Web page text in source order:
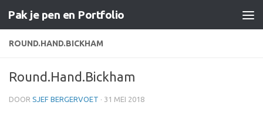
Doorgaan naar inhoud
Pak je pen en Portfolio
ROUND.HAND.BICKHAM
Round.Hand.Bickham
DOOR SJEF BERGERVOET · 31 MEI 2018